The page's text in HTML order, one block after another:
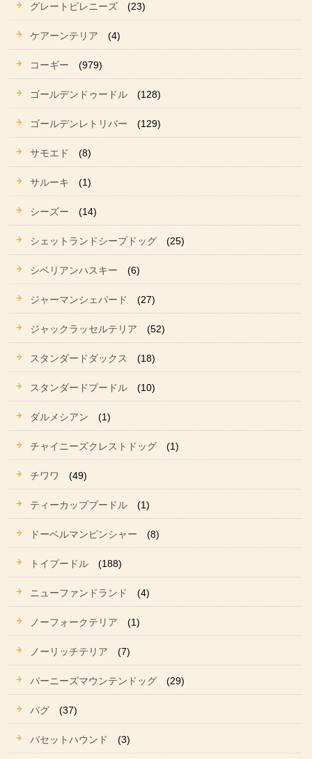
グレートピレニーズ (23)
ケアーンテリア (4)
コーギー (979)
ゴールデンドゥードル (128)
ゴールデンレトリバー (129)
サモエド (8)
サルーキ (1)
シーズー (14)
シェットランドシープドッグ (25)
シベリアンハスキー (6)
ジャーマンシェパード (27)
ジャックラッセルテリア (52)
スタンダードダックス (18)
スタンダードプードル (10)
ダルメシアン (1)
チャイニーズクレストドッグ (1)
チワワ (49)
ティーカッププードル (1)
ドーベルマンピンシャー (8)
トイプードル (188)
ニューファンドランド (4)
ノーフォークテリア (1)
ノーリッチテリア (7)
バーニーズマウンテンドッグ (29)
パグ (37)
バセットハウンド (3)